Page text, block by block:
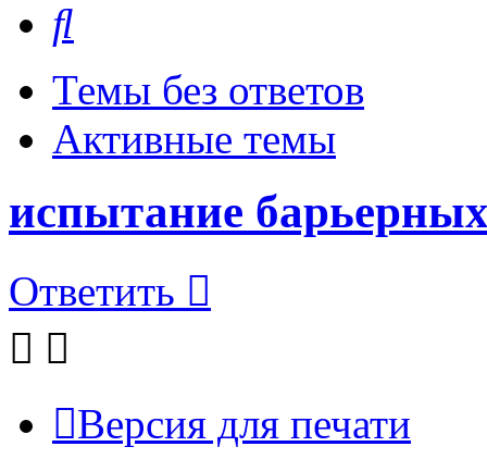
Темы без ответов
Активные темы
испытание
Ответить
Версия для печати